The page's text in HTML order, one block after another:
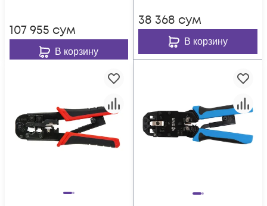
107 955 сум
В корзину
38 368 сум
В корзину